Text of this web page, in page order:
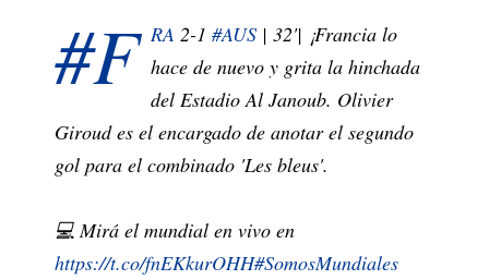
#F RA 2-1 #AUS | 32'| ¡Francia lo
hace de nuevo y grita la hinchada
del Estadio Al Janoub. Olivier
Giroud es el encargado de anotar el segundo
gol para el combinado 'Les bleus'.
💻 Mirá el mundial en vivo en
https://t.co/fnEKkurOHH#SomosMundiales